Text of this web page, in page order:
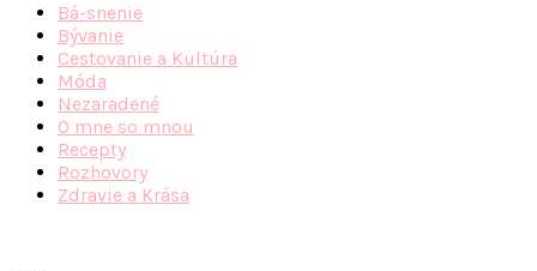
Bá-snenie
Bývanie
Cestovanie a Kultúra
Móda
Nezaradené
O mne so mnou
Recepty
Rozhovory
Zdravie a Krása